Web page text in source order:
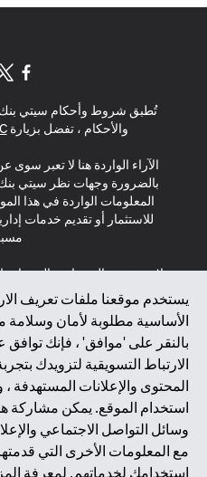
يستخدم موقعنا ملفات تعريف
الأساسية مطلوبة لأمان وسلامة
بالنقر على 'موافق' ، فإنك
الارتباط التسويقية لتزويدك
المحتوى والإعلانات المستهدفة
استخدام الموقع. يمكن مشاركة
وسائل التواصل الاجتماعي
مع المعلومات الأخرى التي
استخدامك لخدماتهم. لمعرفة
تُطبق شروط وأحكام سيتي
والأحكام ، تفضل بزيارة
الآراء الواردة هنا لا تعبر
بالضرورة وجهات نظر سيتي
المعلومات الواردة في هذا
للاستثمار أو تقديم خدمات
لا يتم تقديم المنتجات والخدمات
المقيمين في الاتحاد الأوروبي أو
سويسرا أو غيرنسي أو جيرسي
الفاتيكان أو جزيرة مان أو
(لائحة حماية البيانات العامة
العامة \ قانون خصوصية
الصفحة ليس ولا ينبغي تفسيره
لشراء أو بيع أي من المنتجات